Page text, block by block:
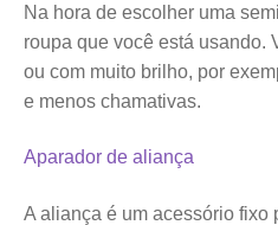
Na hora de escolher uma
roupa que você está usando.
ou com muito brilho, por
e menos chamativas.
Aparador de aliança
A aliança é um acessório fixo